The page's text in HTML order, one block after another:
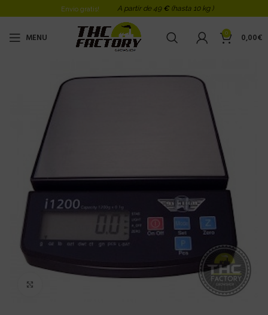
Envio gratis! A partir de 49 € (hasta 10 kg )
MENU 0 0,00€